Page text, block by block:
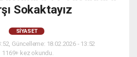
Sokaktayız
SIYASET
Güncelleme: 18.02.2026 - 13:52
1169+ kez okundu.